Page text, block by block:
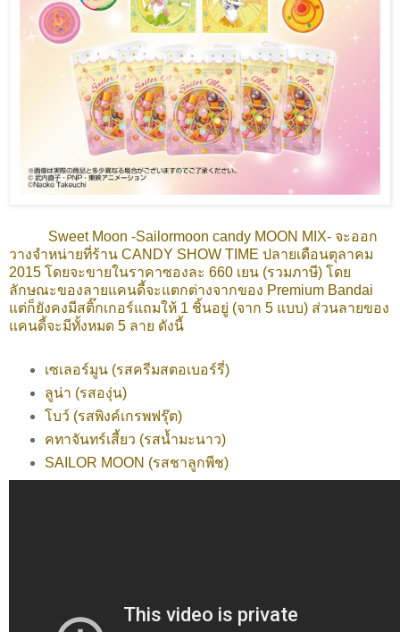
Sweet Moon -Sailormoon candy MOON MIX- จะออก
วางจำหน่ายที่ร้าน CANDY SHOW TIME ปลายเดือนตุลาคม
2015 โดยจะขายในราคาซองละ 660 เยน (รวมภาษี) โดย
ลักษณะของลายแคนดี้จะแตกต่างจากของ Premium Bandai
แต่ก็ยังคงมีสติ๊กเกอร์แถมให้ 1 ชิ้นอยู่ (จาก 5 แบบ) ส่วนลายของ
แคนดี้จะมีทั้งหมด 5 ลาย ดังนี้
เซเลอร์มูน (รสครีมสตอเบอร์รี่)
ลูน่า (รสองุ่น)
โบว์ (รสพิงค์เกรพฟรุ๊ต)
คทาจันทร์เสี้ยว (รสน้ำมะนาว)
SAILOR MOON (รสชาลูกพีช)